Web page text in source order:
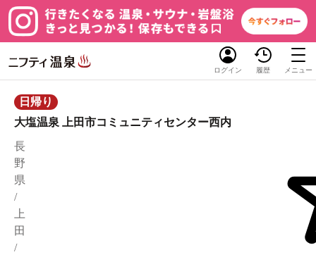
ログイン 履歴 メニュー
日帰り
大塩温泉 上田市コミュニティセンター西内
長
野
県
/
上
田
/